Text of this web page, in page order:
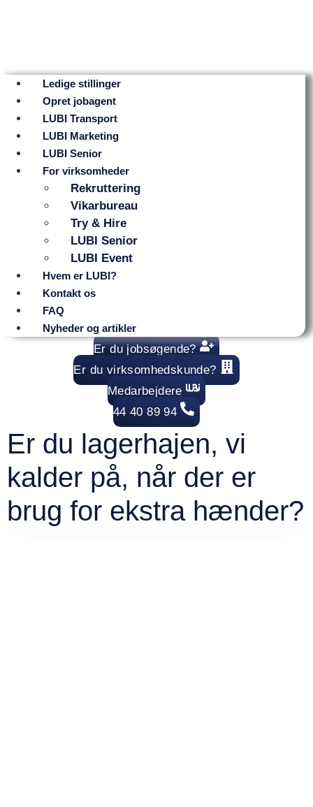
Ledige stillinger
Opret jobagent
LUBI Transport
LUBI Marketing
LUBI Senior
For virksomheder
Rekruttering
Vikarbureau
Try & Hire
LUBI Senior
LUBI Event
Hvem er LUBI?
Kontakt os
FAQ
Nyheder og artikler
Er du jobsøgende?
Er du virksomhedskunde?
Medarbejdere
44 40 89 94
Er du lagerhajen, vi
kalder på, når der er
brug for ekstra hænder?